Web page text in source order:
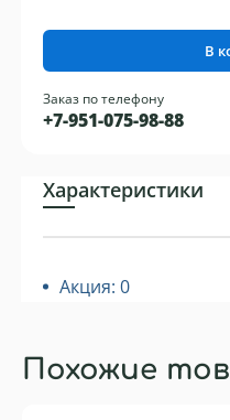
В
Заказ по телефону
+7-951-075-98-88
Характеристики
Акция: 0
Похожие